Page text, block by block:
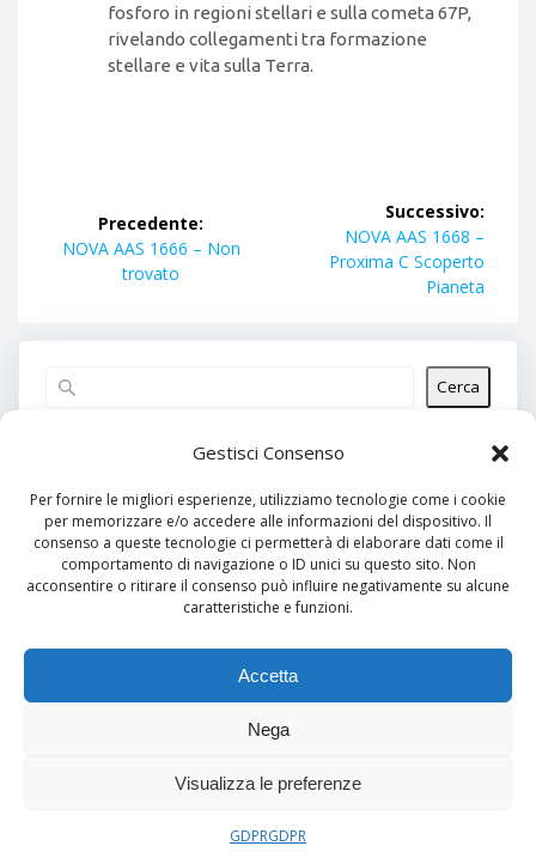
Gestisci Consenso
Per fornire le migliori esperienze, utilizziamo tecnologie come i cookie
per memorizzare e/o accedere alle informazioni del dispositivo. Il
consenso a queste tecnologie ci permetterà di elaborare dati come il
comportamento di navigazione o ID unici su questo sito. Non
acconsentire o ritirare il consenso può influire negativamente su alcune
caratteristiche e funzioni.
Accetta
Nega
Visualizza le preferenze
GDPRGDPR
fosforo in regioni stellari e sulla cometa 67P,
rivelando collegamenti tra formazione
stellare e vita sulla Terra.
articoliPrecedente:
Articolo
precedente:
NOVA AAS 1666 – Non
trovato
Successivo:
Articolo
successivo:
NOVA AAS 1668 –
Proxima C Scoperto
Pianeta
Cerca
Articoli recenti
Commenti recenti
Nessun commento da mostrare.
Nessun archivio da mostrare.
Categorie
Nessuna categoria